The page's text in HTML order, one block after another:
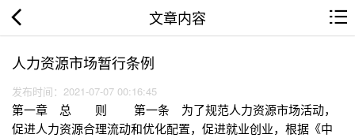
文章内容
人力资源市场暂行条例
发布时间：2021-07-07 00:16:45
第一章 总 则 第一条 为了规范人力资源市场活动，
促进人力资源合理流动和优化配置，促进就业创业，根据《中